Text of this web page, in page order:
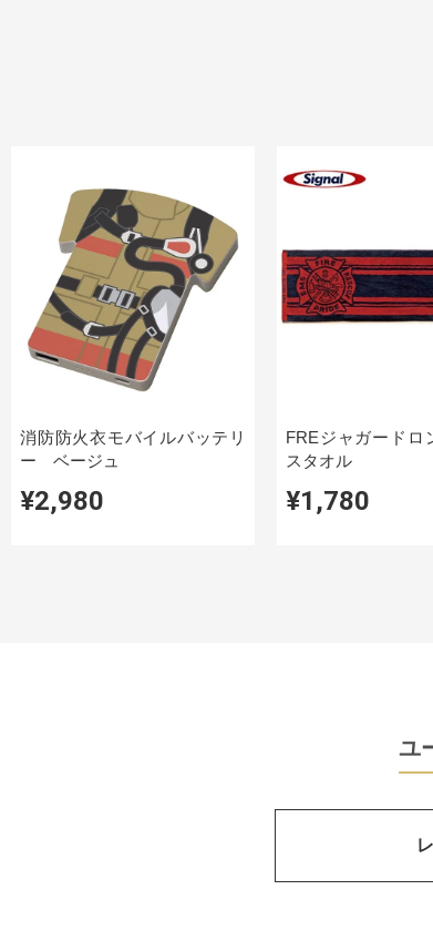
消防防火衣モバイルバッテリ
ー ベージュ
¥2,980
FREジャガードロ
スタオル
¥1,780
ユ